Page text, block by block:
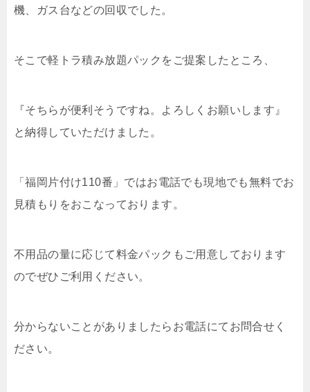
機、ガス台などの回収でした。
そこで軽トラ積み放題パックをご提案したところ、
『そちらが便利そうですね。よろしくお願いします』
と納得していただけました。
「福岡片付け110番」ではお電話でも現地でも無料でお
見積もりをおこなっております。
不用品の量に応じて料金パックもご用意しております
のでぜひご利用ください。
分からないことがありましたらお電話にてお問合せく
ださい。